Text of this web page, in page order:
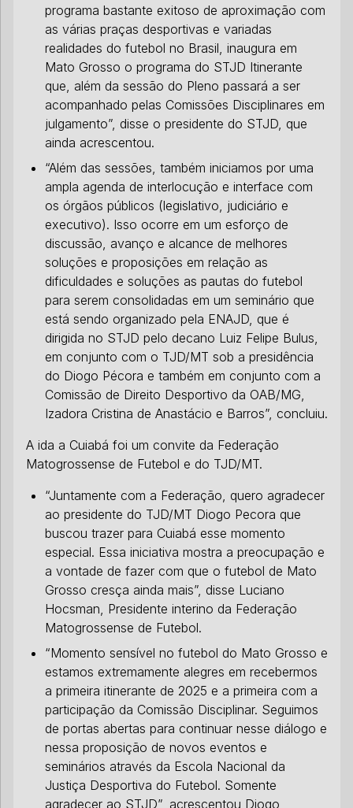
programa bastante exitoso de aproximação com
as várias praças desportivas e variadas
realidades do futebol no Brasil, inaugura em
Mato Grosso o programa do STJD Itinerante
que, além da sessão do Pleno passará a ser
acompanhado pelas Comissões Disciplinares em
julgamento”, disse o presidente do STJD, que
ainda acrescentou.
“Além das sessões, também iniciamos por uma
ampla agenda de interlocução e interface com
os órgãos públicos (legislativo, judiciário e
executivo). Isso ocorre em um esforço de
discussão, avanço e alcance de melhores
soluções e proposições em relação as
dificuldades e soluções as pautas do futebol
para serem consolidadas em um seminário que
está sendo organizado pela ENAJD, que é
dirigida no STJD pelo decano Luiz Felipe Bulus,
em conjunto com o TJD/MT sob a presidência
do Diogo Pécora e também em conjunto com a
Comissão de Direito Desportivo da OAB/MG,
Izadora Cristina de Anastácio e Barros”, concluiu.
A ida a Cuiabá foi um convite da Federação
Matogrossense de Futebol e do TJD/MT.
“Juntamente com a Federação, quero agradecer
ao presidente do TJD/MT Diogo Pecora que
buscou trazer para Cuiabá esse momento
especial. Essa iniciativa mostra a preocupação e
a vontade de fazer com que o futebol de Mato
Grosso cresça ainda mais”, disse Luciano
Hocsman, Presidente interino da Federação
Matogrossense de Futebol.
“Momento sensível no futebol do Mato Grosso e
estamos extremamente alegres em recebermos
a primeira itinerante de 2025 e a primeira com a
participação da Comissão Disciplinar. Seguimos
de portas abertas para continuar nesse diálogo e
nessa proposição de novos eventos e
seminários através da Escola Nacional da
Justiça Desportiva do Futebol. Somente
agradecer ao STJD”, acrescentou Diogo